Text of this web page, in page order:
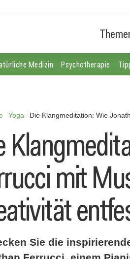
Medizin Psychotherapie
Yoga Die Klangmeditation: Wie
mit
Sie die